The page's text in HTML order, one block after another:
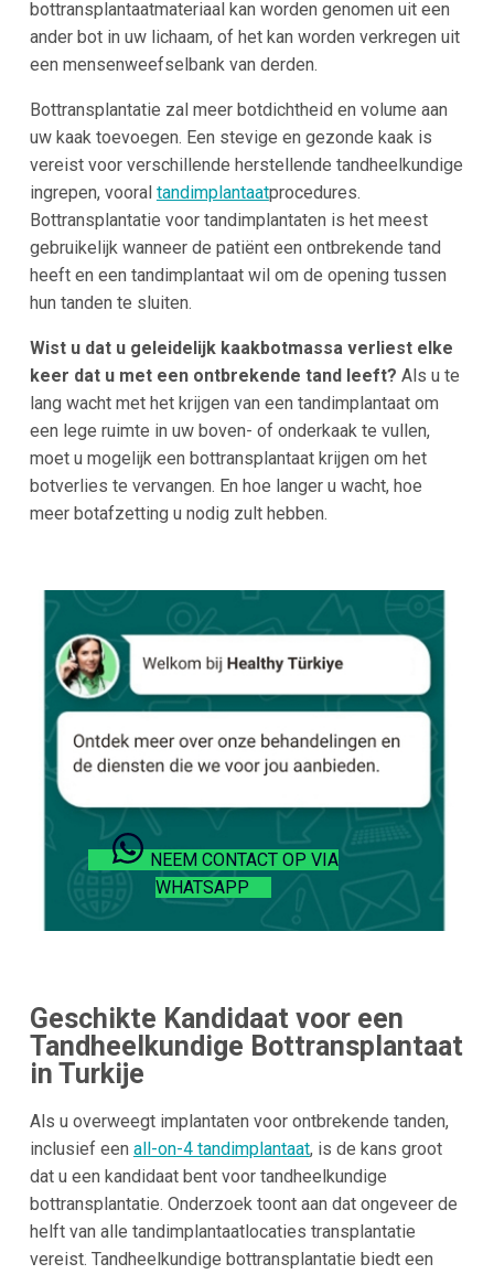
bottransplantaatmateriaal kan worden genomen uit een
ander bot in uw lichaam, of het kan worden verkregen uit
een mensenweefselbank van derden.
Bottransplantatie zal meer botdichtheid en volume aan
uw kaak toevoegen. Een stevige en gezonde kaak is
vereist voor verschillende herstellende tandheelkundige
ingrepen, vooral tandimplantaatprocedures.
Bottransplantatie voor tandimplantaten is het meest
gebruikelijk wanneer de patiënt een ontbrekende tand
heeft en een tandimplantaat wil om de opening tussen
hun tanden te sluiten.
Wist u dat u geleidelijk kaakbotmassa verliest elke
keer dat u met een ontbrekende tand leeft? Als u te
lang wacht met het krijgen van een tandimplantaat om
een lege ruimte in uw boven- of onderkaak te vullen,
moet u mogelijk een bottransplantaat krijgen om het
botverlies te vervangen. En hoe langer u wacht, hoe
meer botafzetting u nodig zult hebben.
NEEM CONTACT OP VIA
WHATSAPP
Geschikte Kandidaat voor een
Tandheelkundige Bottransplantaat
in Turkije
Als u overweegt implantaten voor ontbrekende tanden,
inclusief een all-on-4 tandimplantaat, is de kans groot
dat u een kandidaat bent voor tandheelkundige
bottransplantatie. Onderzoek toont aan dat ongeveer de
helft van alle tandimplantaatlocaties transplantatie
vereist. Tandheelkundige bottransplantatie biedt een